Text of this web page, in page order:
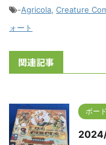
-Agricola, Creature
ォート
関連記事
ボー